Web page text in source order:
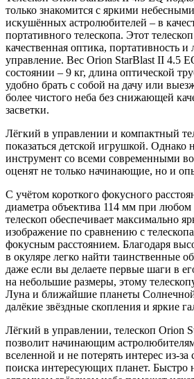
только знакомится с яркими
искушённых астролюбителей – в
портативного телескопа. Этот
качественная оптика, портативность и
управление. Вес Orion StarBlast II 4.5
состоянии – 9 кг, длина оптической
удобно брать с собой на дачу или
более чистого неба без снижающей
засветки.
Лёгкий в управлении и компактный
показаться детской игрушкой. Однако
инструмент со всеми современными
оценят не только начинающие, но и
С учётом короткого фокусного
диаметра объектива 114 мм при любом
телескоп обеспечивает максимально
изображение по сравнению с
фокусным расстоянием. Благодаря
в окуляре легко найти таинственные
даже если вы делаете первые шаги в
на небольшие размеры, этому
Луна и ближайшие планеты
далёкие звёздные скопления и яркие
Лёгкий в управлении, телескоп Orion
позволит начинающим
вселенной и не потерять интерес из-
поиска интересующих планет. Быстро